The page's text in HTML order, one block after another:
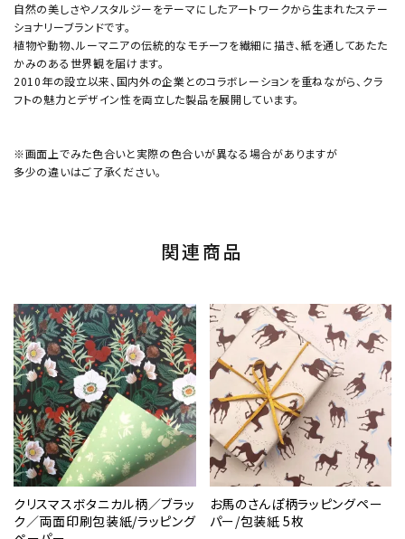
自然の美しさやノスタルジーをテーマにしたアートワークから生まれたステー
ショナリーブランドです。
植物や動物、ルーマニアの伝統的なモチーフを繊細に描き、紙を通してあたた
かみのある世界観を届けます。
2010年の設立以来、国内外の企業とのコラボレーションを重ねながら、クラ
フトの魅力とデザイン性を両立した製品を展開しています。
※画面上でみた色合いと実際の色合いが異なる場合がありますが
多少の違いはご了承ください。
関連商品
クリスマスボタニカル柄／ブラッ
ク／両面印刷包装紙/ラッピング
お馬のさんぽ柄ラッピングペー
パー/包装紙 5枚